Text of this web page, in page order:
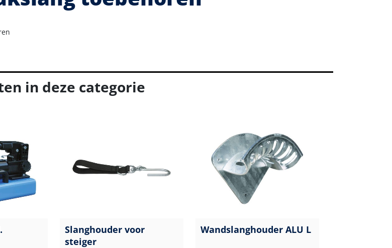
in deze categorie
Slanghouder voor
steiger
Wandslanghouder ALU L